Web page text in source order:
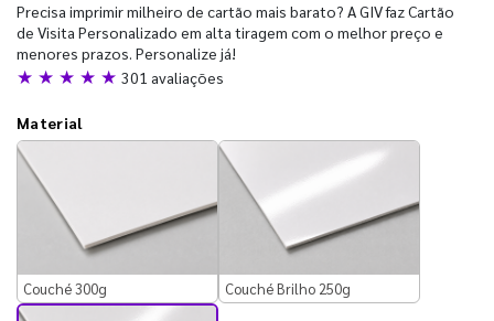
Precisa imprimir milheiro de cartão mais barato? A GIV faz Cartão
de Visita Personalizado em alta tiragem com o melhor preço e
menores prazos. Personalize já!
★ ★ ★ ★ ★ 301 avaliações
Material
Couché 300g Couché Brilho 250g